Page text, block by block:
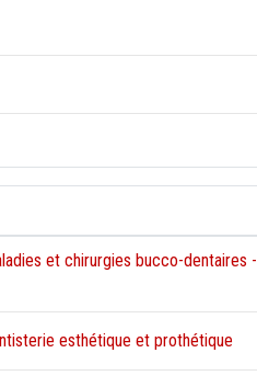
et chirurgies bucco-dentaires -
esthétique et prothétique